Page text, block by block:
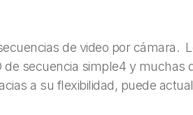
de video por cámara.
secuencia simple4 y muchas
a su flexibilidad, puede